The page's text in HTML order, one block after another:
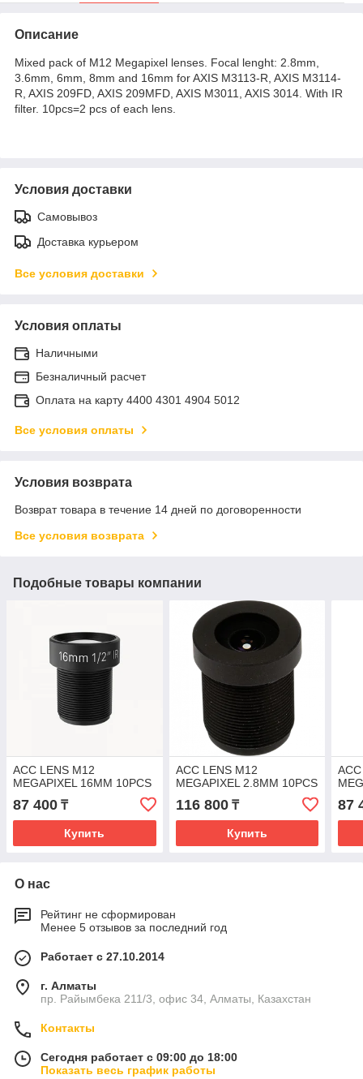
Описание
Mixed pack of M12 Megapixel lenses. Focal lenght: 2.8mm,
3.6mm, 6mm, 8mm and 16mm for AXIS M3113-R, AXIS M3114-
R, AXIS 209FD, AXIS 209MFD, AXIS M3011, AXIS 3014. With IR
filter. 10pcs=2 pcs of each lens.
Условия доставки
Самовывоз
Доставка курьером
Все условия доставки
Условия оплаты
Наличными
Безналичный расчет
Оплата на карту 4400 4301 4904 5012
Все условия оплаты
Условия возврата
Возврат товара в течение 14 дней по договоренности
Все условия возврата
Подобные товары компании
ACC LENS M12
MEGAPIXEL 16MM 10PCS
87 400 ₸
Купить
ACC LENS M12
MEGAPIXEL 2.8MM 10PCS
116 800₸
Купить
87
О нас
Рейтинг не сформирован
Менее 5 отзывов за последний год
Работает с 27.10.2014
г. Алматы
пр. Райымбека 211/3, офис 34, Алматы, Казахстан
Контакты
Сегодня работает с 09:00 до 18:00
Показать весь график работы